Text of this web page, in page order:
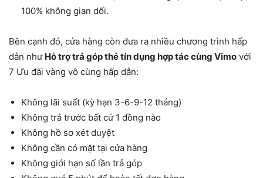
100% không gian dối.
Bên cạnh đó, cửa hàng còn đưa ra nhiều chương trình hấp
dẫn như Hỗ trợ trả góp thẻ tín dụng hợp tác cùng Vimo với
7 Ưu đãi vàng vô cùng hấp dẫn:
Không lãi suất (kỳ hạn 3-6-9-12 tháng)
Không trả trước bất cứ 1 đồng nào
Không hồ sơ xét duyệt
Không cần có mặt tại cửa hàng
Không giới hạn số lần trả góp